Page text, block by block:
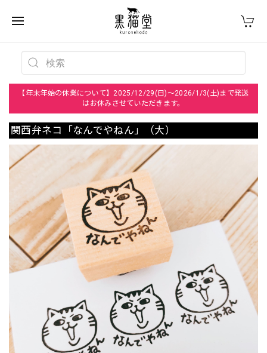
【年末年始の休業について】2025/12/29(日)～2026/1/3(土)まで発送
はお休みさせていただきます。
関西弁ネコ「なんでやねん」（大）